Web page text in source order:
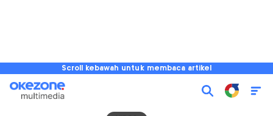
Scroll kebawah untuk membaca artikel